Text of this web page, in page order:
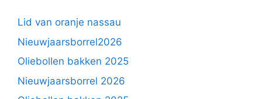
Lid van oranje nassau
Nieuwjaarsborrel2026
Oliebollen bakken 2025
Nieuwjaarsborrel 2026